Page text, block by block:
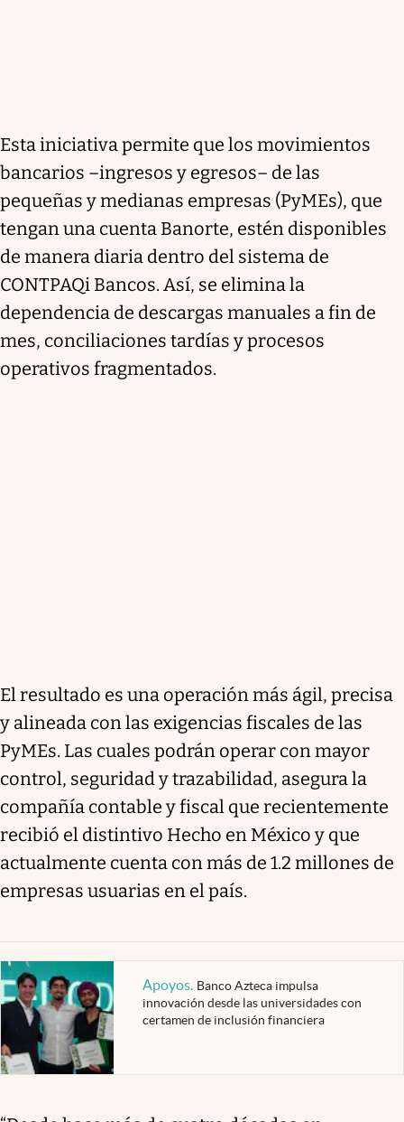
Esta iniciativa permite que los movimientos
bancarios –ingresos y egresos– de las
pequeñas y medianas empresas (PyMEs), que
tengan una cuenta Banorte, estén disponibles
de manera diaria dentro del sistema de
CONTPAQi Bancos. Así, se elimina la
dependencia de descargas manuales a fin de
mes, conciliaciones tardías y procesos
operativos fragmentados.
El resultado es una operación más ágil, precisa
y alineada con las exigencias fiscales de las
PyMEs. Las cuales podrán operar con mayor
control, seguridad y trazabilidad, asegura la
compañía contable y fiscal que recientemente
recibió el distintivo Hecho en México y que
actualmente cuenta con más de 1.2 millones de
empresas usuarias en el país.
Apoyos. Banco Azteca impulsa
innovación desde las universidades con
certamen de inclusión financiera